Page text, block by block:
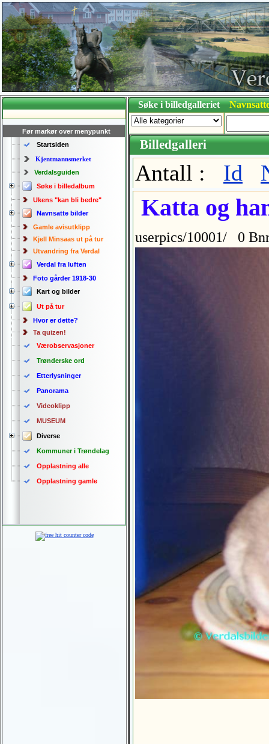
Før markør over menypunkt
Startsiden
Kjentmannsmerket
Verdalsguiden
Søke i billedalbum
Ukens "kan bli bedre"
Navnsatte bilder
Gamle avisutklipp
Kjell Minsaas ut på tur
Utvandring fra Verdal
Verdal fra luften
Foto gårder 1918-30
Kart og bilder
Ut på tur
Hvor er dette?
Ta quizen!
Værobservasjoner
Trønderske ord
Etterlysninger
Panorama
Videoklipp
MUSEUM
Diverse
Kommuner i Trøndelag
Opplastning alle
Opplastning gamle
Søke i billedgalleriet
Billedgalleri
Antall : Id
Katta og
userpics/10001/ 0